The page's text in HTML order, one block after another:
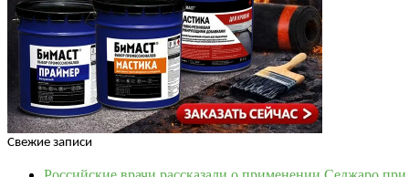
Свежие записи